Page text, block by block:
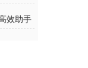
效助手